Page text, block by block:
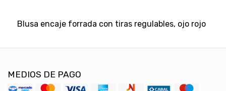
Blusa encaje forrada con tiras regulables, ojo rojo
MEDIOS DE PAGO